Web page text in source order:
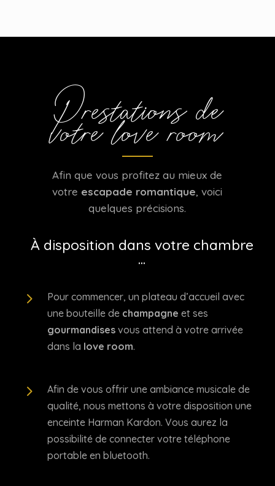
Prestations de
votre love room
Afin que vous profitez au mieux de
votre escapade romantique, voici
quelques précisions.
À disposition dans votre chambre
...
5
Pour commencer, un plateau d’accueil avec
une bouteille de champagne et ses
gourmandises vous attend à votre arrivée
dans la love room.
5
Afin de vous offrir une ambiance musicale de
qualité, nous mettons à votre disposition une
enceinte Harman Kardon. Vous aurez la
possibilité de connecter votre téléphone
portable en bluetooth.